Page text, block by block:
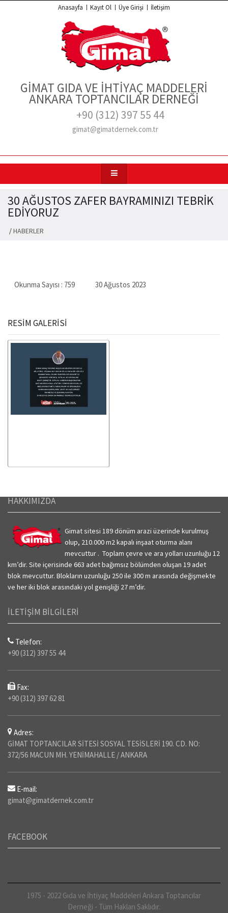
Anasayfa Kayıt Ol Üye Girişi İletişim
GİMAT GIDA VE İHTİYAÇ MADDELERİ
ANKARA TOPTANCILAR DERNEĞİ
+90 (312) 397 55 44
gimat@gimatdernek.com.tr
30 AĞUSTOS ZAFER BAYRAMINIZI TEBRİK
EDİYORUZ
/HABERLER
Okunma Sayısı : 759 30 Ağustos 2023
RESİM GALERİSİ
HAKKIMIZDA
Gimat sitesi 189 dönüm arazi üzerinde kurulmuş
olup, 210.000 m2 kapalı inşaat oturma alanı
mevcuttur . Toplam çevre ve ara yolları uzunluğu 12
km’dir. Site içerisinde 663 adet bağımsız bölümden oluşan 19 adet
blok mevcuttur. Blokların uzunluğu 250 ile 300 m arasında değişmekte
ve her iki blok arasındaki yol genişliği 27 m’dir.
İLETİŞİM BİLGİLERİ
Telefon:
+90 (312) 397 55 44
Fax:
+90 (312) 397 62 81
Adres:
GİMAT TOPTANCILAR SİTESİ SOSYAL TESİSLERİ 190. CD. NO:
372/56 MACUN MH. YENİMAHALLE / ANKARA
E-mail:
gimat@gimatdernek.com.tr
FACEBOOK
1975 - 2022 Gıda ve İhtiyaç Maddeleri Ankara Toptancılar
Derneği - Tüm Hakları Saklıdır.